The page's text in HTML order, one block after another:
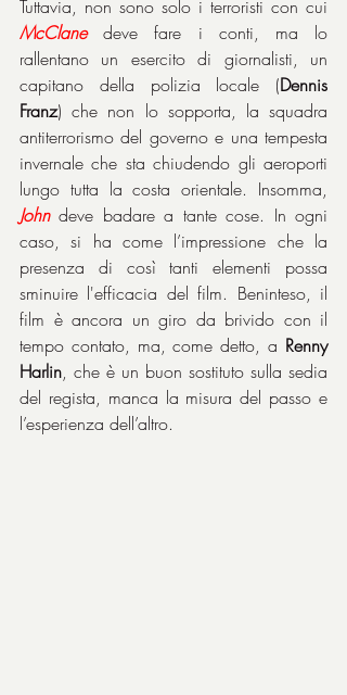
McClane deve fare i conti, ma lo
rallentano un esercito di giornalisti, un
capitano della polizia locale (Dennis
Franz) che non lo sopporta, la squadra
antiterrorismo del governo e una tempesta
invernale che sta chiudendo gli aeroporti
John deve badare a tante cose. In ogni
caso, si ha come l’impressione che la
presenza di così tanti elementi possa
sminuire l'efficacia del film. Beninteso, il
film è ancora un giro da brivido con il
tempo contato, ma, come detto, a Renny
Harlin, che è un buon sostituto sulla sedia
del regista, manca la misura del passo e
l’esperienza dell’altro.